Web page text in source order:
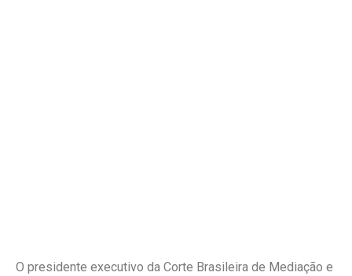
O presidente executivo da Corte Brasileira de Mediação e